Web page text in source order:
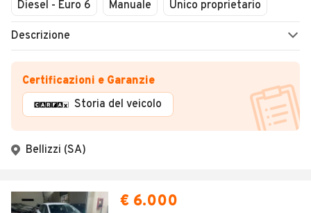
Chiuso
Finanziamenti
Diesel - Euro 6
Manuale Unico proprietario
Descrizione
Certificazioni e Garanzie
Storia del veicolo
Bellizzi (SA)
€ 6.000